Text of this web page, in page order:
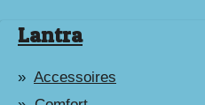
Lantra
Accessoires